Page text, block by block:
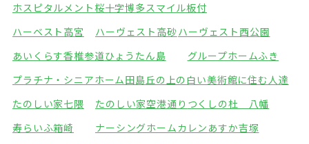
ホスピタルメント桜十字博多スマイル板付
ハーベスト高宮
ハーヴェスト高砂 ハーヴェスト西公園
あいくらす香椎参道ひょうたん島
グループホームふき
プラチナ・シニアホーム田島丘の上の白い美術館に住む人達
たのしい家七隈
たのしい家空港通り つくしの杜 八幡
寿らいふ箱崎
ナーシングホームカレン あすか吉塚